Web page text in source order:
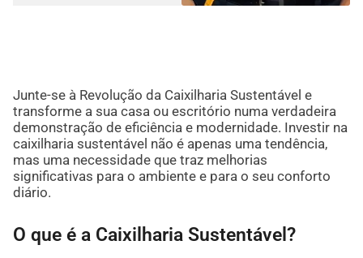
Junte-se à Revolução da Caixilharia Sustentável e
transforme a sua casa ou escritório numa verdadeira
demonstração de eficiência e modernidade. Investir na
caixilharia sustentável não é apenas uma tendência,
mas uma necessidade que traz melhorias
significativas para o ambiente e para o seu conforto
diário.
O que é a Caixilharia Sustentável?